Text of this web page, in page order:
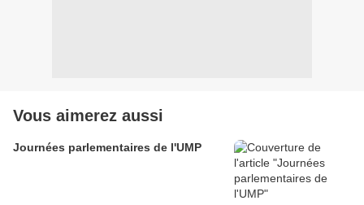
Vous aimerez aussi
Journées parlementaires de l'UMP